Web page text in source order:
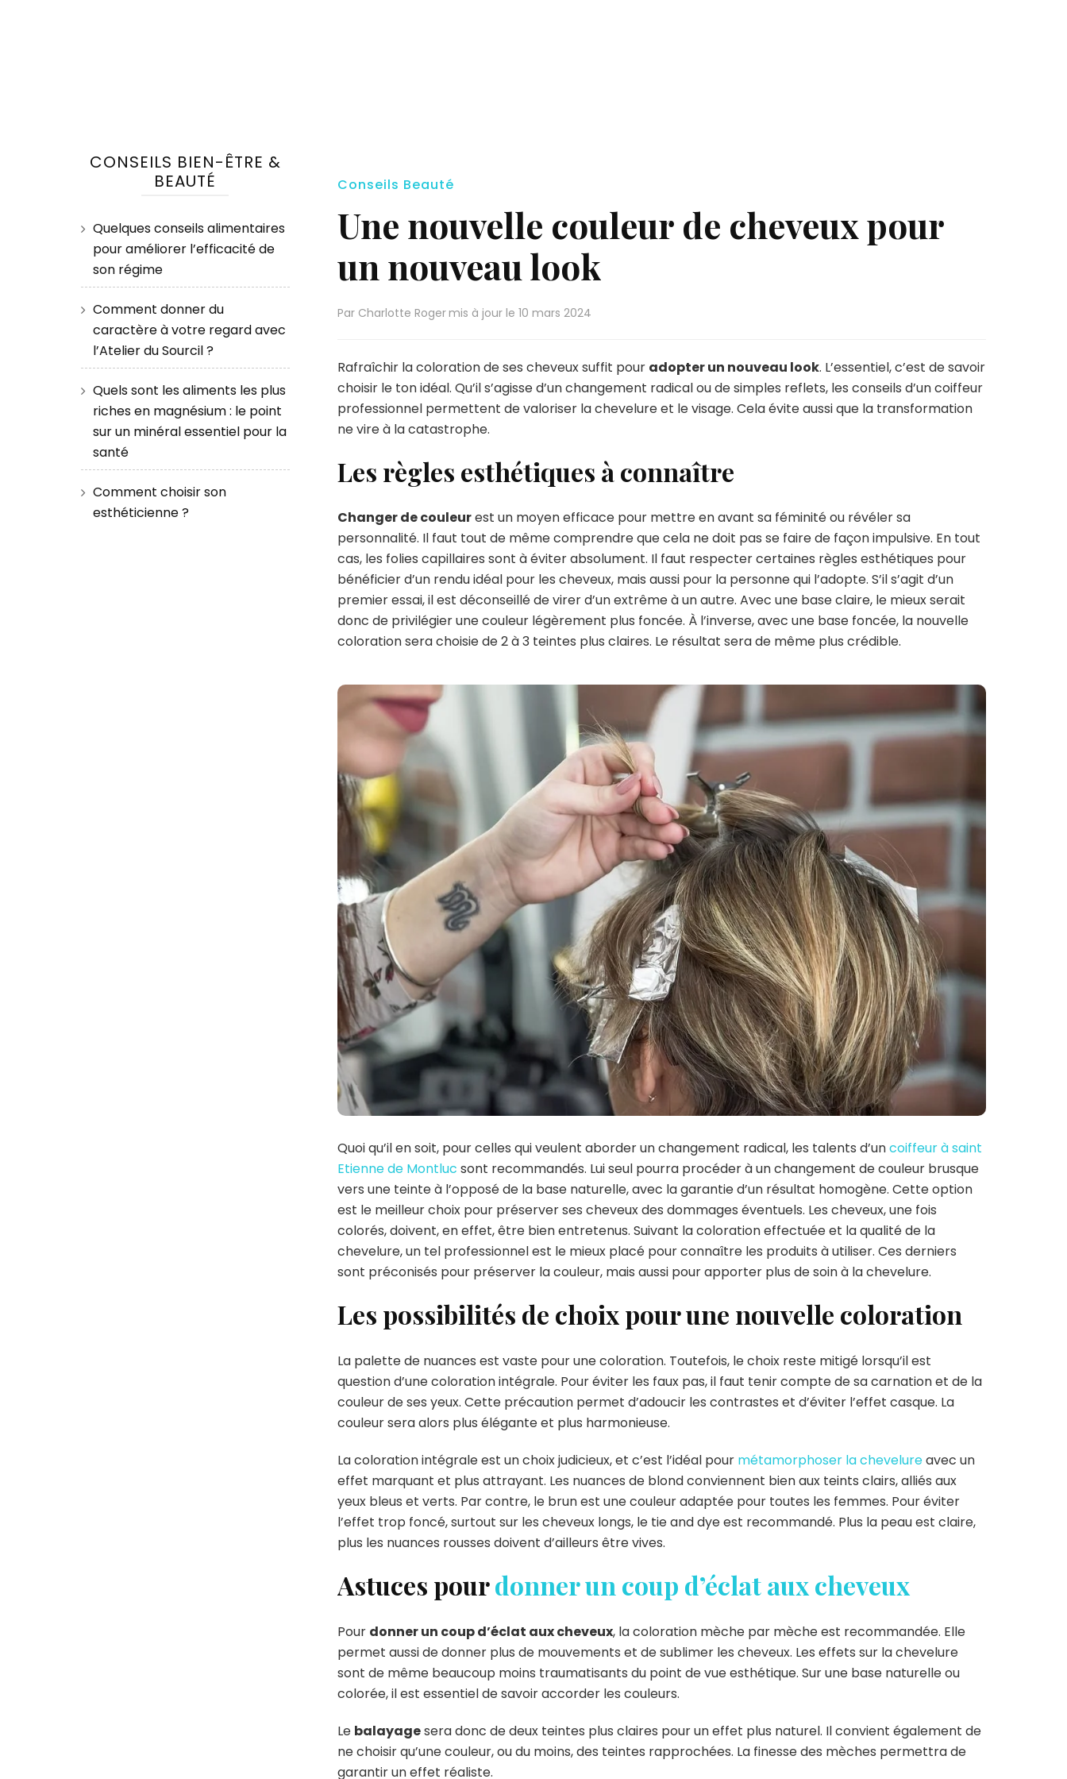
Conseils Beauté
Une nouvelle couleur de cheveux pour
un nouveau look
Par Charlotte Rogermis à jour le 10 mars 2024
Rafraîchir la coloration de ses cheveux suffit pour adopter un nouveau look. L’essentiel, c’est de savoir
choisir le ton idéal. Qu’il s’agisse d’un changement radical ou de simples reflets, les conseils d’un coiffeur
professionnel permettent de valoriser la chevelure et le visage. Cela évite aussi que la transformation
ne vire à la catastrophe.
Les règles esthétiques à connaître
Changer de couleurest un moyen efficace pour mettre en avant sa féminité ou révéler sa
personnalité. Il faut tout de même comprendre que cela ne doit pas se faire de façon impulsive. En tout
cas, les folies capillaires sont à éviter absolument. Il faut respecter certaines règles esthétiques pour
bénéficier d’un rendu idéal pour les cheveux, mais aussi pour la personne qui l’adopte. S’il s’agit d’un
premier essai, il est déconseillé de virer d’un extrême à un autre. Avec une base claire, le mieux serait
donc de privilégier une couleur légèrement plus foncée. À l’inverse, avec une base foncée, la nouvelle
coloration sera choisie de 2 à 3 teintes plus claires. Le résultat sera de même plus crédible.
Quoi qu’il en soit, pour celles qui veulent aborder un changement radical, les talents d’uncoiffeur à saint
Etienne de Montluc sont recommandés. Lui seul pourra procéder à un changement de couleur brusque
vers une teinte à l’opposé de la base naturelle, avec la garantie d’un résultat homogène. Cette option
est le meilleur choix pour préserver ses cheveux des dommages éventuels. Les cheveux, une fois
colorés, doivent, en effet, être bien entretenus. Suivant la coloration effectuée et la qualité de la
chevelure, un tel professionnel est le mieux placé pour connaître les produits à utiliser. Ces derniers
sont préconisés pour préserver la couleur, mais aussi pour apporter plus de soin à la chevelure.
Les possibilités de choix pour une nouvelle coloration
La palette de nuances est vaste pour une coloration. Toutefois, le choix reste mitigé lorsqu’il est
question d’une coloration intégrale. Pour éviter les faux pas, il faut tenir compte de sa carnation et de la
couleur de ses yeux. Cette précaution permet d’adoucir les contrastes et d’éviter l’effet casque. La
couleur sera alors plus élégante et plus harmonieuse.
La coloration intégrale est un choix judicieux, et c’est l’idéal pour métamorphoser la chevelureavec un
effet marquant et plus attrayant. Les nuances de blond conviennent bien aux teints clairs, alliés aux
yeux bleus et verts. Par contre, le brun est une couleur adaptée pour toutes les femmes. Pour éviter
l’effet trop foncé, surtout sur les cheveux longs, le tie and dye est recommandé. Plus la peau est claire,
plus les nuances rousses doivent d’ailleurs être vives.
Astuces pourdonner un coup d’éclat aux cheveux
Pour donner un coup d’éclat aux cheveux, la coloration mèche par mèche est recommandée. Elle
permet aussi de donner plus de mouvements et de sublimer les cheveux. Les effets sur la chevelure
sont de même beaucoup moins traumatisants du point de vue esthétique. Sur une base naturelle ou
colorée, il est essentiel de savoir accorder les couleurs.
Le balayagesera donc de deux teintes plus claires pour un effet plus naturel. Il convient également de
ne choisir qu’une couleur, ou du moins, des teintes rapprochées. La finesse des mèches permettra de
garantir un effet réaliste.
CONSEILS BIEN-ÊTRE &
BEAUTÉ
Quelques conseils alimentaires
pour améliorer l’efficacité de
son régime
Comment donner du
caractère à votre regard avec
l’Atelier du Sourcil ?
Quels sont les aliments les plus
riches en magnésium : le point
sur un minéral essentiel pour la
santé
Comment choisir son
esthéticienne ?